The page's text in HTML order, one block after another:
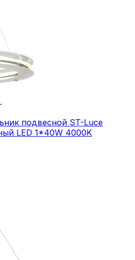
подвесной ST-Luce
LED 1*40W 4000K